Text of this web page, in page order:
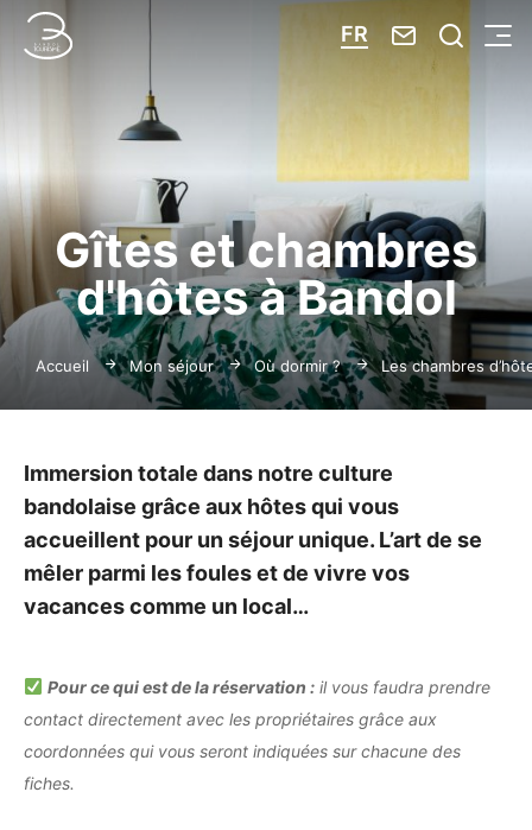
FR Nous Je
Menu
Gîtes et chambres
d'hôtes à Bandol
Accueil Mon séjour Où dormir ? Les chambres
Immersion totale dans notre culture
bandolaise grâce aux hôtes qui vous
accueillent pour un séjour unique. L’art de se
mêler parmi les foules et de vivre vos
vacances comme un local…
Pour ce qui est de la réservation :il vous faudra prendre
contact directement avec les propriétaires grâce aux
coordonnées qui vous seront indiquées sur chacune des
fiches.